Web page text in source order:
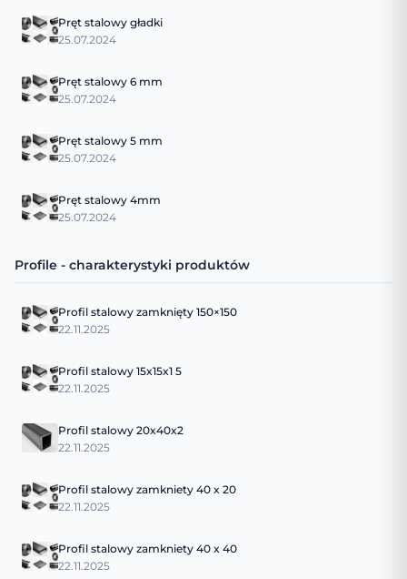
Pręt stalowy gładki
25.07.2024
Pręt stalowy 6 mm
25.07.2024
Pręt stalowy 5 mm
25.07.2024
Pręt stalowy 4mm
25.07.2024
Profile - charakterystyki produktów
Profil stalowy zamknięty 150×150
22.11.2025
Profil stalowy 15x15x1 5
22.11.2025
Profil stalowy 20x40x2
22.11.2025
Profil stalowy zamkniety 40 x 20
22.11.2025
Profil stalowy zamkniety 40 x 40
22.11.2025